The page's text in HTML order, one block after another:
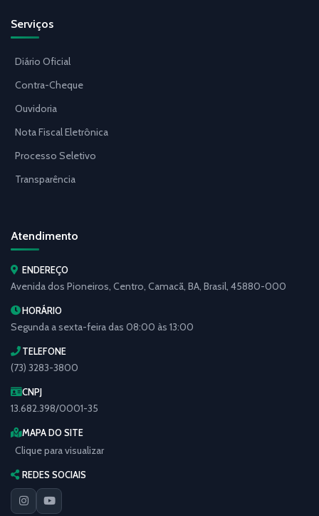
Serviços
Diário Oficial
Contra-Cheque
Ouvidoria
Nota Fiscal Eletrônica
Processo Seletivo
Transparência
Atendimento
ENDEREÇO
Avenida dos Pioneiros, Centro, Camacã, BA, Brasil, 45880-000
HORÁRIO
Segunda a sexta-feira das 08:00 às 13:00
TELEFONE
(73) 3283-3800
CNPJ
13.682.398/0001-35
MAPA DO SITE
Clique para visualizar
REDES SOCIAIS